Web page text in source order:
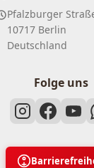
Pfalzburger
10717 Berlin
Deutschland
Folge uns